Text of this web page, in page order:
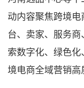
动内容聚焦跨境
台、卖家、服务
索数字化、绿色
境电商全域营销高